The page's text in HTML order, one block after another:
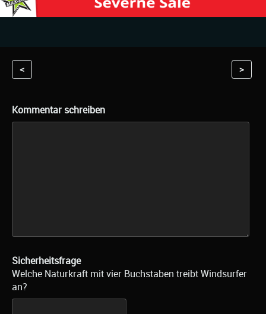
< >
Kommentar schreiben
Sicherheitsfrage
Welche Naturkraft mit vier Buchstaben treibt Windsurfer
an?